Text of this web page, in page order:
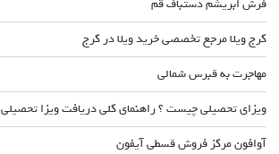
فرش ابریشم دستباف قم
کرج ویلا مرجع تخصصی خرید ویلا در کرج
مهاجرت به قبرس شمالی
ویزای تحصیلی چیست ؟ راهنمای کلی دریافت ویزا تحصیلی
آوافون مرکز فروش قسطی آیفون